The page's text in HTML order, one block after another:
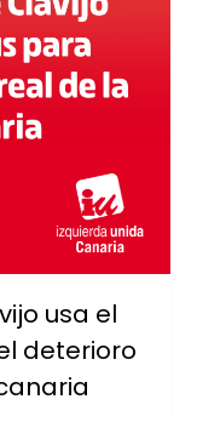
usa el
deterioro